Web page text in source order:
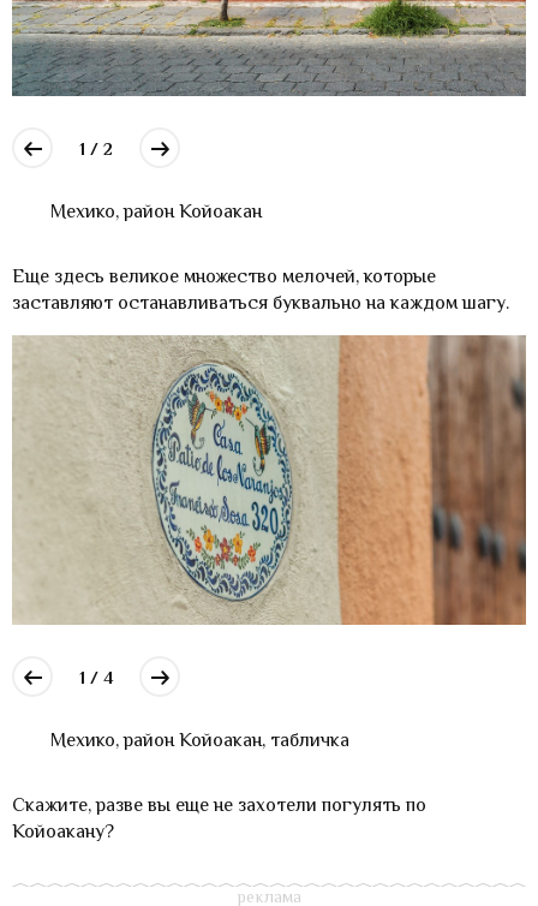
1 / 2
Мехико, район Койоакан
Еще здесь великое множество мелочей, которые
заставляют останавливаться буквально на каждом шагу.
1 / 4
Мехико, район Койоакан, табличка
Скажите, разве вы еще не захотели погулять по
Койоакану?